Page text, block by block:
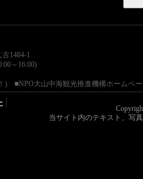
1484-1
～16:00)
) ■NPO大山中海観光推進機構ホームペ
当サイト内のテキスト、写